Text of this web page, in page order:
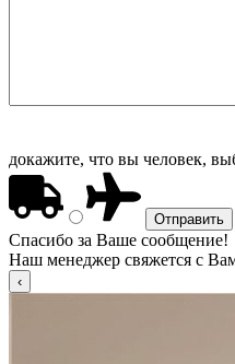
докажите, что вы человек,
Спасибо за Ваше сообщение!
Наш менеджер свяжется с